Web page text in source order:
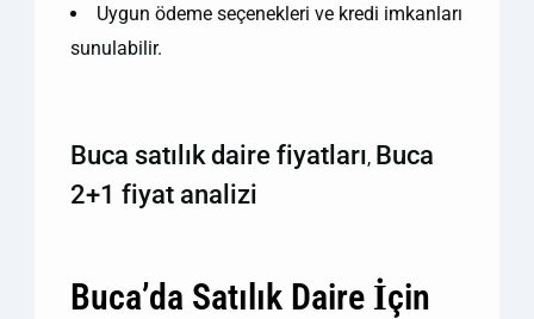
Uygun ödeme seçenekleri ve kredi imkanları
sunulabilir.
Buca satılık daire fiyatları, Buca
2+1 fiyat analizi
Buca’da Satılık Daire İçin